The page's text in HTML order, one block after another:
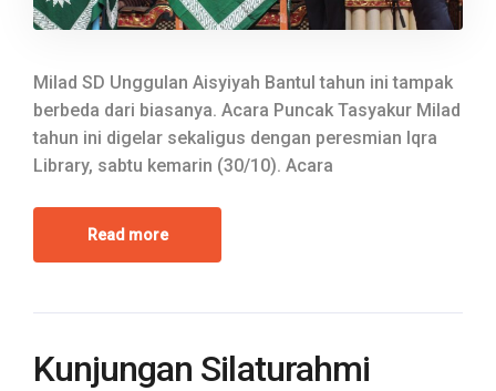
Milad SD Unggulan Aisyiyah Bantul tahun ini tampak
berbeda dari biasanya. Acara Puncak Tasyakur Milad
tahun ini digelar sekaligus dengan peresmian Iqra
Library, sabtu kemarin (30/10). Acara
Read more
Kunjungan Silaturahmi